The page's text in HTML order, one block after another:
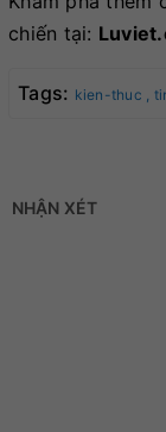
chiến tại:
Tags: kien-thuc ,
NHẬN XÉT